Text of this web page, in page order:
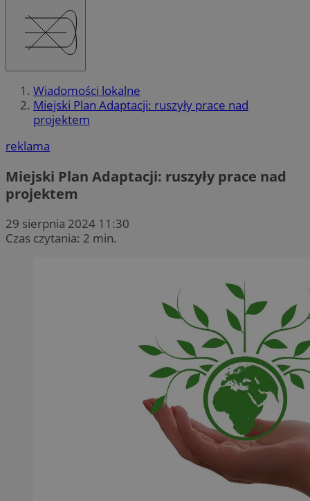
Wiadomości lokalne
Miejski Plan Adaptacji: ruszyły prace nad
projektem
reklama
Miejski Plan Adaptacji: ruszyły prace nad
projektem
29 sierpnia 2024 11:30
Czas czytania: 2 min.